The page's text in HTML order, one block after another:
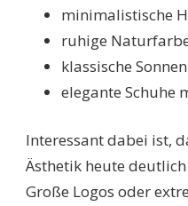
minimalistische
ruhige
klassische
elegante Schuhe
Interessant dabei ist,
Ästhetik heute
Große Logos oder